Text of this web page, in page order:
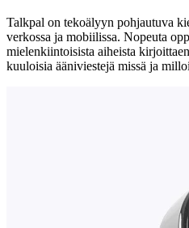
Talkpal on tekoälyyn pohjautuva
verkossa ja mobiilissa. Nopeuta
mielenkiintoisista aiheista
kuuloisia ääniviestejä missä ja